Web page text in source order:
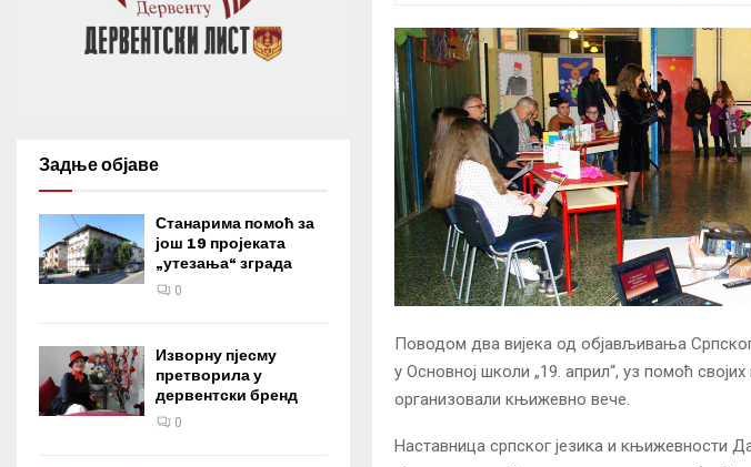
Поводом два вијека од објављивања
у Основној школи „19. април“, уз помоћ
организовали књижевно вече.
Наставница српског језика и књижевности
Задње објаве
Станарима помоћ за
још 19 пројеката
„утезања“ зграда
0
Изворну пјесму
претворила у
дервентски бренд
0